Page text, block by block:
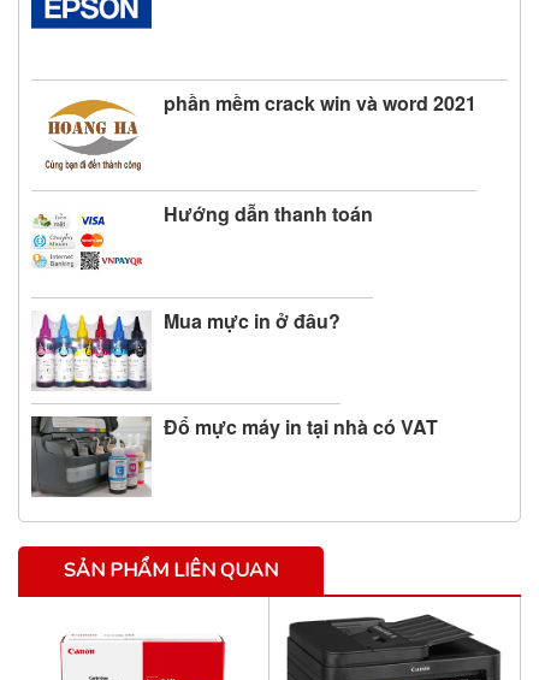
phần mềm crack win và word 2021
Hướng dẫn thanh toán
Mua mực in ở đâu?
Đổ mực máy in tại nhà có VAT
SẢN PHẨM LIÊN QUAN